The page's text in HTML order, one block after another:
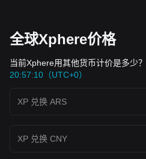
全球Xphere价格
当前Xphere用其他货币计价是多少
20:57:10（UTC+0）
XP 兑换 ARS
XP 兑换 CNY